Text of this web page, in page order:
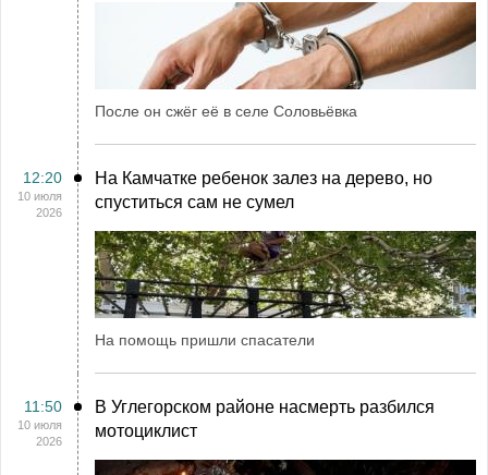
После он сжёг её в селе Соловьёвка
12:20
10 июля
2026
На Камчатке ребенок залез на дерево, но
спуститься сам не сумел
На помощь пришли спасатели
11:50
10 июля
2026
В Углегорском районе насмерть разбился
мотоциклист